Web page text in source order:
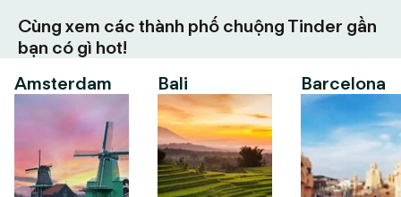
Cùng xem các thành phố chuộng Tinder gần
bạn có gì hot!
Amsterdam
Bali Barcelona